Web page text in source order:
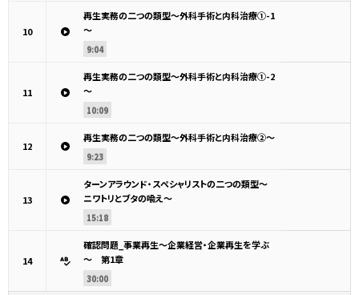
10
再生実務の二つの類型～外科手術と内科治療①-1
～
9:04
11
再生実務の二つの類型～外科手術と内科治療①-2
～
10:09
12
再生実務の二つの類型～外科手術と内科治療②～
9:23
13
ターンアラウンド・スペシャリストの二つの類型～
ニワトリとブタの喩え～
15:18
14
確認問題_事業再生～企業経営・企業再生を学ぶ
～ 第1章
30:00